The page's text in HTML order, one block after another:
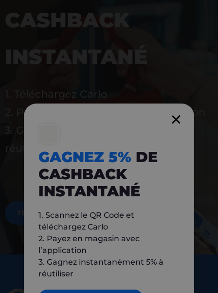
CASHBACK
INSTANTANÉ
1. Téléchargez Carlo
2. Payez en magasin avec l’application
3. Gagnez instantanément 5 % à
réutiliser
TÉLÉCHARGEZ MAINTENANT
GAGNEZ 5% DE
CASHBACK
INSTANTANÉ
1. Scannez le QR Code et
téléchargez Carlo
2. Payez en magasin avec
l’application
3. Gagnez instantanément 5% à
réutiliser